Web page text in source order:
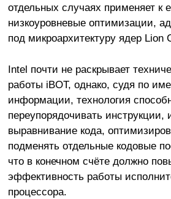
отдельных случаях применяет к
низкоуровневые оптимизации,
под микроархитектуру ядер Lion
Intel почти не раскрывает
работы iBOT, однако, судя по
информации, технология
переупорядочивать инструкции,
выравнивание кода,
подменять отдельные кодовые
что в конечном счёте должно
эффективность работы
процессора.